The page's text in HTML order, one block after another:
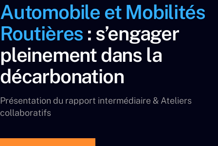
Automobile et Mobilités
Routières : s’engager
pleinement dans la
décarbonation
Présentation du rapport intermédiaire & Ateliers
collaboratifs